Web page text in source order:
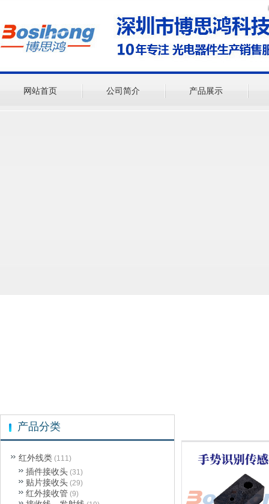
网站首页 公司简介 产品展示
欢
产品分类
红外线类 (111)
插件接收头 (31)
贴片接收头 (29)
红外接收管 (9)